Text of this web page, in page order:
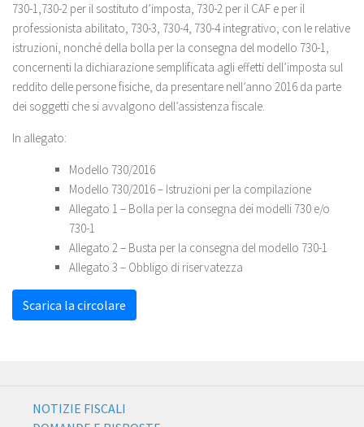
730-1,730-2 per il sostituto d’imposta, 730-2 per il CAF e per il
professionista abilitato, 730-3, 730-4, 730-4 integrativo, con le relative
istruzioni, nonché della bolla per la consegna del modello 730-1,
concernenti la dichiarazione semplificata agli effetti dell’imposta sul
reddito delle persone fisiche, da presentare nell’anno 2016 da parte
dei soggetti che si avvalgono dell’assistenza fiscale.
In allegato:
Modello 730/2016
Modello 730/2016 – Istruzioni per la compilazione
Allegato 1 – Bolla per la consegna dei modelli 730 e/o
730-1
Allegato 2 – Busta per la consegna del modello 730-1
Allegato 3 – Obbligo di riservatezza
Scarica la circolare
NOTIZIE FISCALI